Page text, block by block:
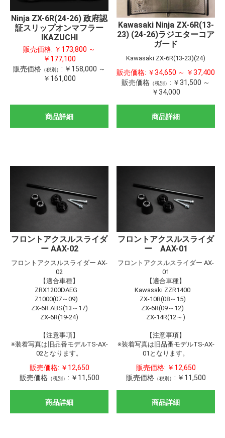
Ninja ZX-6R(24-26) 政府認
証スリップオンマフラー
IKAZUCHI
販売価格: ￥173,800 ～
￥177,100
販売価格 （税別） : ￥158,000 ～
￥161,000
商品詳細
Kawasaki Ninja ZX-6R(13-
23) (24-26)ラジエターコア
ガード
Kawasaki ZX-6R(13-23)(24)
販売価格: ￥34,650 ～ ￥37,400
販売価格 （税別） : ￥31,500 ～
￥34,000
商品詳細
フロントアクスルスライダ
ー AAX-02
フロントアクスルスライダー AX-
02
【適合車種】
ZRX1200DAEG
Z1000(07～09)
ZX-6R ABS(13～17)
ZX-6R(19-24)
【注意事項】
※装着写真は旧品番モデルTS-AX-
02となります。
販売価格: ￥12,650
販売価格（税別） : ￥11,500
商品詳細
フロントアクスルスライダ
ー AAX-01
フロントアクスルスライダー AX-
01
【適合車種】
Kawasaki ZZR1400
ZX-10R(08～15)
ZX-6R(09～12)
ZX-14R(12～)
【注意事項】
※装着写真は旧品番モデルTS-AX-
01となります。
販売価格: ￥12,650
販売価格（税別） : ￥11,500
商品詳細